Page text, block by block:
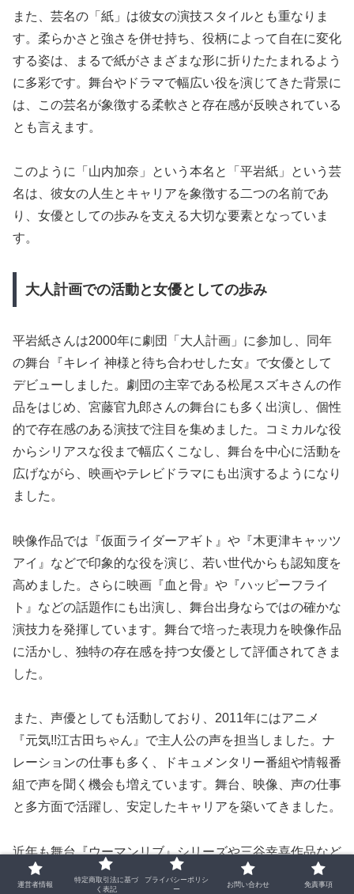
また、芸名の「紙」は彼女の演技スタイルとも重なりま
す。柔らかさと強さを併せ持ち、役柄によって自在に変化
する姿は、まるで紙がさまざまな形に折りたたまれるよう
に多彩です。舞台やドラマで幅広い役を演じてきた背景に
は、この芸名が象徴する柔軟さと存在感が反映されている
とも言えます。
このように「山内加奈」という本名と「平岩紙」という芸
名は、彼女の人生とキャリアを象徴する二つの名前であ
り、女優としての歩みを支える大切な要素となっていま
す。
大人計画での活動と女優としての歩み
平岩紙さんは2000年に劇団「大人計画」に参加し、同年
の舞台『キレイ 神様と待ち合わせした女』で女優として
デビューしました。劇団の主宰である松尾スズキさんの作
品をはじめ、宮藤官九郎さんの舞台にも多く出演し、個性
的で存在感のある演技で注目を集めました。コミカルな役
からシリアスな役まで幅広くこなし、舞台を中心に活動を
広げながら、映画やテレビドラマにも出演するようになり
ました。
映像作品では『仮面ライダーアギト』や『木更津キャッツ
アイ』などで印象的な役を演じ、若い世代からも認知度を
高めました。さらに映画『血と骨』や『ハッピーフライ
ト』などの話題作にも出演し、舞台出身ならではの確かな
演技力を発揮しています。舞台で培った表現力を映像作品
に活かし、独特の存在感を持つ女優として評価されてきま
した。
また、声優としても活動しており、2011年にはアニメ
『元気!!江古田ちゃん』で主人公の声を担当しました。ナ
レーションの仕事も多く、ドキュメンタリー番組や情報番
組で声を聞く機会も増えています。舞台、映像、声の仕事
と多方面で活躍し、安定したキャリアを築いてきました。
近年も舞台『ウーマンリブ』シリーズや三谷幸喜作品など
に出演し、第一線で活動を続けています。女優としての歩
運営者情報
特定商取引法に基づ
く表記
プライバシーポリシ
ー
お問い合わせ 免責事項